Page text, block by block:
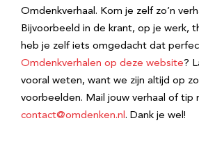
Omdenkverhaal. Kom je zelf zo’n
Bijvoorbeeld in de krant, op je werk,
heb je zelf iets omgedacht dat
Omdenkverhalen op deze website?
vooral weten, want we zijn altijd op
voorbeelden. Mail jouw verhaal of tip
contact@omdenken.nl. Dank je wel!